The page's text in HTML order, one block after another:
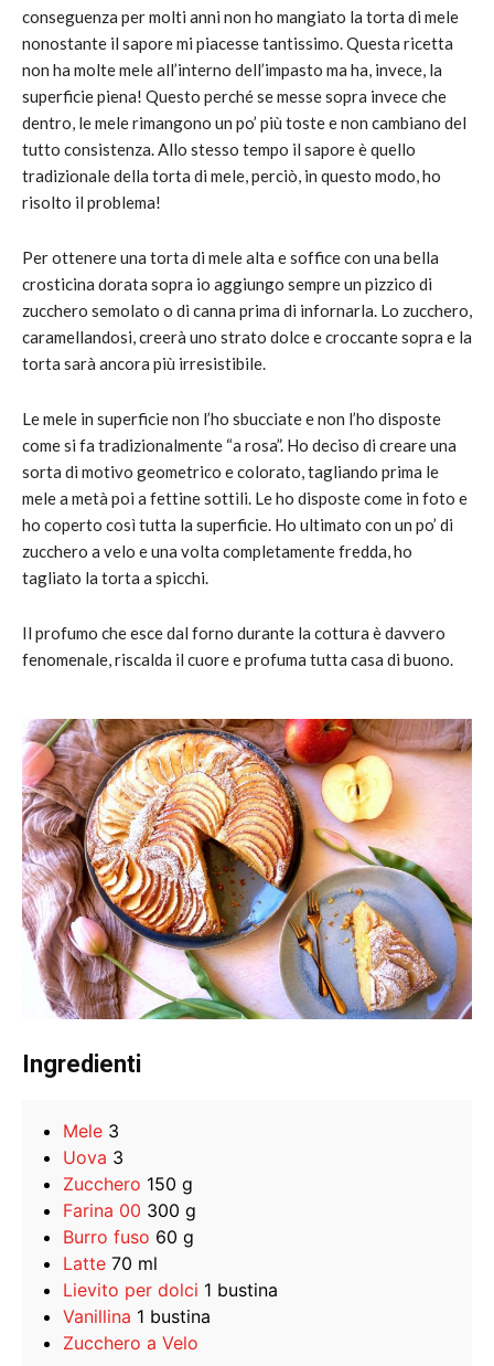
conseguenza per molti anni non ho mangiato la torta di mele
nonostante il sapore mi piacesse tantissimo. Questa ricetta
non ha molte mele all’interno dell’impasto ma ha, invece, la
superficie piena! Questo perché se messe sopra invece che
dentro, le mele rimangono un po’ più toste e non cambiano del
tutto consistenza. Allo stesso tempo il sapore è quello
tradizionale della torta di mele, perciò, in questo modo, ho
risolto il problema!
Per ottenere una torta di mele alta e soffice con una bella
crosticina dorata sopra io aggiungo sempre un pizzico di
zucchero semolato o di canna prima di infornarla. Lo zucchero,
caramellandosi, creerà uno strato dolce e croccante sopra e la
torta sarà ancora più irresistibile.
Le mele in superficie non l’ho sbucciate e non l’ho disposte
come si fa tradizionalmente “a rosa”. Ho deciso di creare una
sorta di motivo geometrico e colorato, tagliando prima le
mele a metà poi a fettine sottili. Le ho disposte come in foto e
ho coperto così tutta la superficie. Ho ultimato con un po’ di
zucchero a velo e una volta completamente fredda, ho
tagliato la torta a spicchi.
Il profumo che esce dal forno durante la cottura è davvero
fenomenale, riscalda il cuore e profuma tutta casa di buono.
Ingredienti
Mele 3
Uova 3
Zucchero 150 g
Farina 00 300 g
Burro fuso 60 g
Latte 70 ml
Lievito per dolci 1 bustina
Vanillina 1 bustina
Zucchero a Velo